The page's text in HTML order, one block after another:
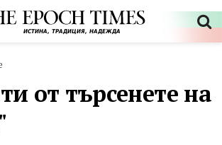
от търсенете на